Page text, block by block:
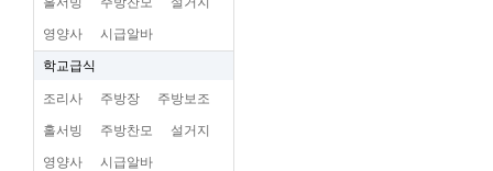
영양사 시급알바
학교급식
조리사 주방장 주방보조
홀서빙 주방찬모 설거지
영양사 시급알바